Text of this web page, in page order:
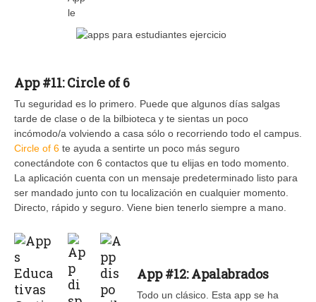
App #11: Circle of 6
Tu seguridad es lo primero. Puede que algunos días salgas
tarde de clase o de la bilbioteca y te sientas un poco
incómodo/a volviendo a casa sólo o recorriendo todo el campus.
Circle of 6 te ayuda a sentirte un poco más seguro
conectándote con 6 contactos que tu elijas en todo momento.
La aplicación cuenta con un mensaje predeterminado listo para
ser mandado junto con tu localización en cualquier momento.
Directo, rápido y seguro. Viene bien tenerlo siempre a mano.
App #12: Apalabrados
Todo un clásico. Esta app se ha